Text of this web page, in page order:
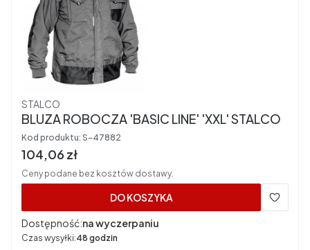
Producent
STALCO
BLUZA ROBOCZA 'BASIC LINE' 'XXL' STALCO
Kod produktu: S-47882
Cena brutto
104,06 zł
Ceny podane bez kosztów dostawy.
DO KOSZYKA
Dostępność:na wyczerpaniu
Czas wysyłki:48 godzin